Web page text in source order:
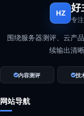
HZ 好
专
围绕服务器测评、云产
续输出清
内容测评 技
网站导航